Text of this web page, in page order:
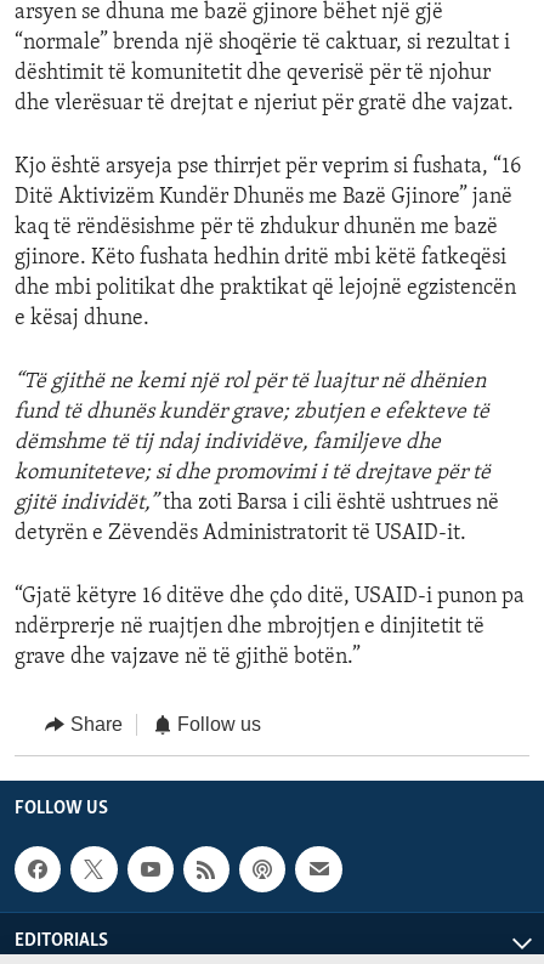
arsyen se dhuna me bazë gjinore bëhet një gjë
“normale” brenda një shoqërie të caktuar, si rezultat i
dështimit të komunitetit dhe qeverisë për të njohur
dhe vlerësuar të drejtat e njeriut për gratë dhe vajzat.
Kjo është arsyeja pse thirrjet për veprim si fushata, “16
Ditë Aktivizëm Kundër Dhunës me Bazë Gjinore” janë
kaq të rëndësishme për të zhdukur dhunën me bazë
gjinore. Këto fushata hedhin dritë mbi këtë fatkeqësi
dhe mbi politikat dhe praktikat që lejojnë egzistencën
e kësaj dhune.
“Të gjithë ne kemi një rol për të luajtur në dhënien
fund të dhunës kundër grave; zbutjen e efekteve të
dëmshme të tij ndaj individëve, familjeve dhe
komuniteteve; si dhe promovimi i të drejtave për të
gjitë individët,”tha zoti Barsa i cili është ushtrues në
detyrën e Zëvendës Administratorit të USAID-it.
“Gjatë këtyre 16 ditëve dhe çdo ditë, USAID-i punon pa
ndërprerje në ruajtjen dhe mbrojtjen e dinjitetit të
grave dhe vajzave në të gjithë botën.”
Share Follow us
FOLLOW US
EDITORIALS